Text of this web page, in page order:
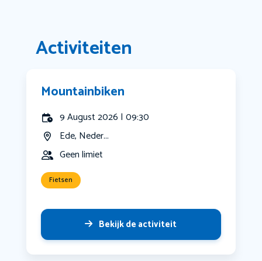
Activiteiten
Mountainbiken
9 August 2026 | 09:30
Ede, Neder...
Geen limiet
Fietsen
Bekijk de activiteit